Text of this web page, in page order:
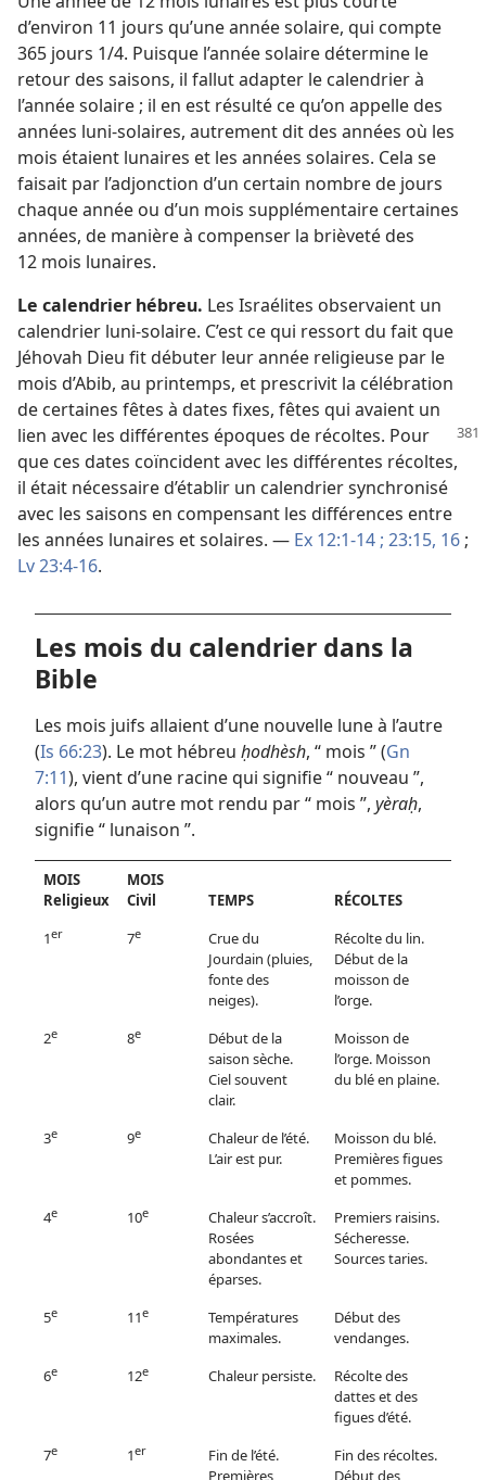
d’environ 11 jours qu’une année solaire, qui compte
365 jours 1/4. Puisque l’année solaire détermine le
retour des saisons, il fallut adapter le calendrier à
l’année solaire ; il en est résulté ce qu’on appelle des
années luni-solaires, autrement dit des années où les
mois étaient lunaires et les années solaires. Cela se
faisait par l’adjonction d’un certain nombre de jours
chaque année ou d’un mois supplémentaire certaines
années, de manière à compenser la brièveté des
12 mois lunaires.
Le calendrier hébreu. Les Israélites observaient un
calendrier luni-solaire. C’est ce qui ressort du fait que
Jéhovah Dieu fit débuter leur année religieuse par le
mois d’Abib, au printemps, et prescrivit la célébration
de certaines fêtes à dates fixes, fêtes qui avaient un
lien avec les différentes époques de récoltes. Pour
que ces dates coïncident avec les différentes récoltes,
il était nécessaire d’établir un calendrier synchronisé
avec les saisons en compensant les différences entre
les années lunaires et solaires. — Ex 12:1-14 ; 23:15, 16 ;
Lv 23:4-16.
Les mois du calendrier dans la
Bible
Les mois juifs allaient d’une nouvelle lune à l’autre
(Is 66:23). Le mot hébreu ḥodhèsh, “ mois ” (Gn
7:11), vient d’une racine qui signifie “ nouveau ”,
alors qu’un autre mot rendu par “ mois ”, yèraḥ,
signifie “ lunaison ”.
MOIS
Religieux
MOIS
Civil
TEMPS
RÉCOLTES
1er 7e
Crue du
Jourdain (pluies,
fonte des
neiges).
Récolte du lin.
Début de la
moisson de
l’orge.
2e 8e
Début de la
saison sèche.
Ciel souvent
clair.
Moisson de
l’orge. Moisson
du blé en plaine.
3e 9e
Chaleur de l’été.
L’air est pur.
Moisson du blé.
Premières figues
et pommes.
4e 10e
Chaleur s’accroît.
Rosées
abondantes et
éparses.
Premiers raisins.
Sécheresse.
Sources taries.
5e 11e
Températures
maximales.
Début des
vendanges.
6e 12e Chaleur persiste.
Récolte des
dattes et des
figues d’été.
7e 1er
Fin de l’été.
Premières
Fin des récoltes.
Début des